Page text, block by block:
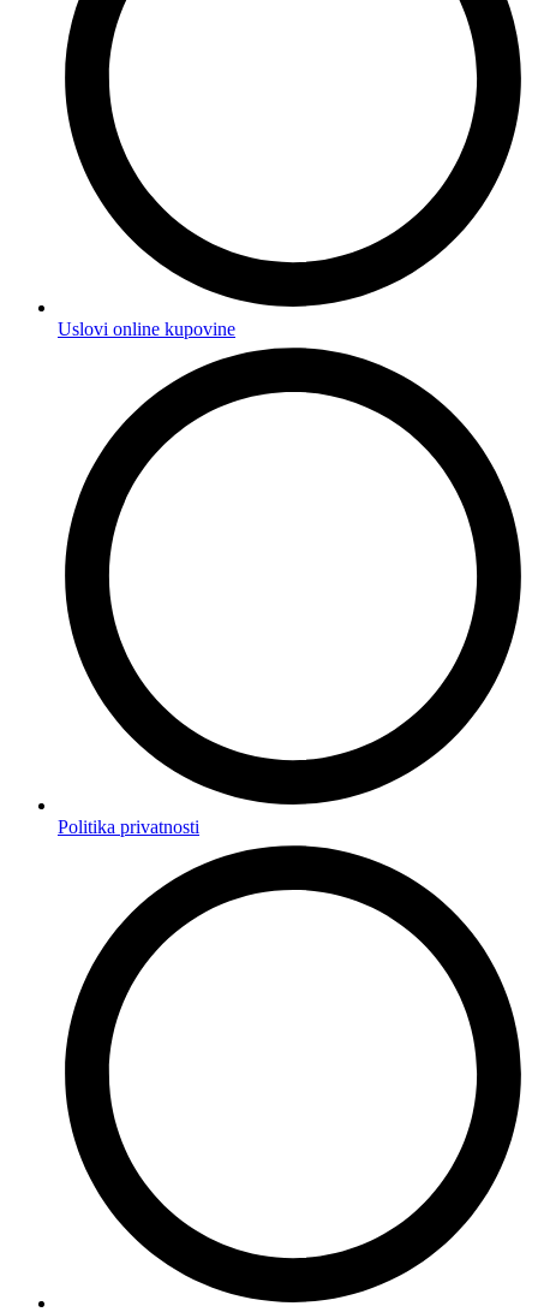
Uslovi online kupovine
Politika privatnosti